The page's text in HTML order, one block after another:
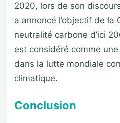
2020, lors de son
a annoncé l’objectif de la
neutralité carbone d’ici
est considéré comme
dans la lutte mondiale
climatique.
Conclusion